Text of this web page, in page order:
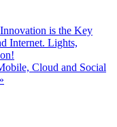
is the Key
Internet. Lights,
Cloud and Social